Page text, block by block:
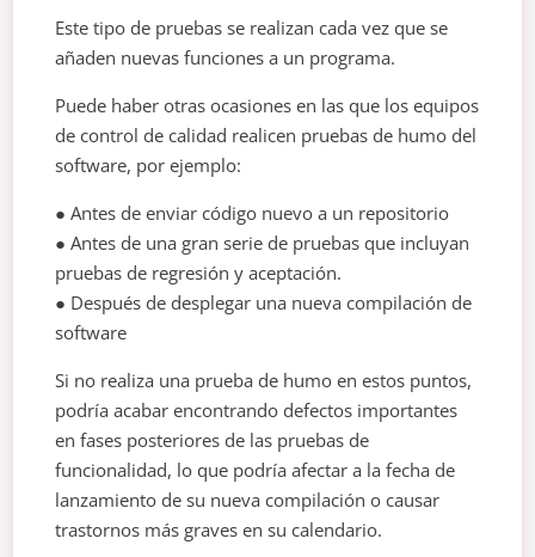
Este tipo de pruebas se realizan cada vez que se
añaden nuevas funciones a un programa.
Puede haber otras ocasiones en las que los equipos
de control de calidad realicen pruebas de humo del
software, por ejemplo:
● Antes de enviar código nuevo a un repositorio
● Antes de una gran serie de pruebas que incluyan
pruebas de regresión y aceptación.
● Después de desplegar una nueva compilación de
software
Si no realiza una prueba de humo en estos puntos,
podría acabar encontrando defectos importantes
en fases posteriores de las pruebas de
funcionalidad, lo que podría afectar a la fecha de
lanzamiento de su nueva compilación o causar
trastornos más graves en su calendario.